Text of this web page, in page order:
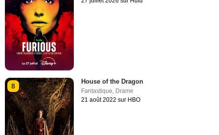
8
House of the Dragon
Fantastique, Drame
21 août 2022 sur HBO